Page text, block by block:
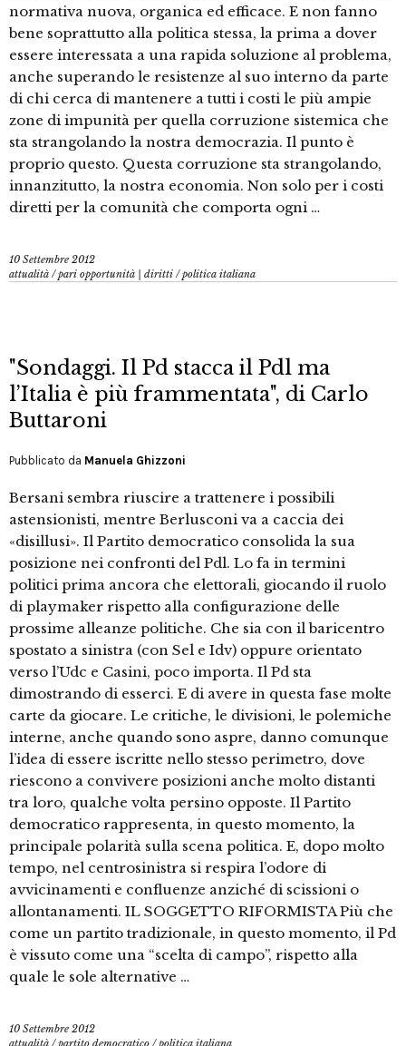
normativa nuova, organica ed efficace. E non fanno
bene soprattutto alla politica stessa, la prima a dover
essere interessata a una rapida soluzione al problema,
anche superando le resistenze al suo interno da parte
di chi cerca di mantenere a tutti i costi le più ampie
zone di impunità per quella corruzione sistemica che
sta strangolando la nostra democrazia. Il punto è
proprio questo. Questa corruzione sta strangolando,
innanzitutto, la nostra economia. Non solo per i costi
diretti per la comunità che comporta ogni …
10 Settembre 2012
attualità /pari opportunità | diritti /politica italiana
"Sondaggi. Il Pd stacca il Pdl ma
l’Italia è più frammentata", di Carlo
Buttaroni
Pubblicato da Manuela Ghizzoni
Bersani sembra riuscire a trattenere i possibili
astensionisti, mentre Berlusconi va a caccia dei
«disillusi». Il Partito democratico consolida la sua
posizione nei confronti del Pdl. Lo fa in termini
politici prima ancora che elettorali, giocando il ruolo
di playmaker rispetto alla configurazione delle
prossime alleanze politiche. Che sia con il baricentro
spostato a sinistra (con Sel e Idv) oppure orientato
verso l’Udc e Casini, poco importa. Il Pd sta
dimostrando di esserci. E di avere in questa fase molte
carte da giocare. Le critiche, le divisioni, le polemiche
interne, anche quando sono aspre, danno comunque
l’idea di essere iscritte nello stesso perimetro, dove
riescono a convivere posizioni anche molto distanti
tra loro, qualche volta persino opposte. Il Partito
democratico rappresenta, in questo momento, la
principale polarità sulla scena politica. E, dopo molto
tempo, nel centrosinistra si respira l’odore di
avvicinamenti e confluenze anziché di scissioni o
allontanamenti. IL SOGGETTO RIFORMISTA Più che
come un partito tradizionale, in questo momento, il Pd
è vissuto come una “scelta di campo”, rispetto alla
quale le sole alternative …
10 Settembre 2012